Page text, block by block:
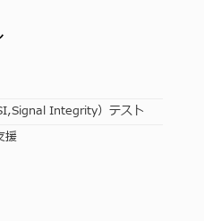
Integrity）テスト
援